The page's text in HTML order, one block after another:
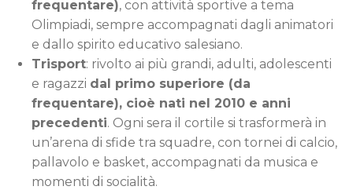
frequentare), con attività sportive a tema
Olimpiadi, sempre accompagnati dagli animatori
e dallo spirito educativo salesiano.
Trisport: rivolto ai più grandi, adulti, adolescenti
e ragazzi dal primo superiore (da
frequentare), cioè nati nel 2010 e anni
precedenti. Ogni sera il cortile si trasformerà in
un’arena di sfide tra squadre, con tornei di calcio,
pallavolo e basket, accompagnati da musica e
momenti di socialità.